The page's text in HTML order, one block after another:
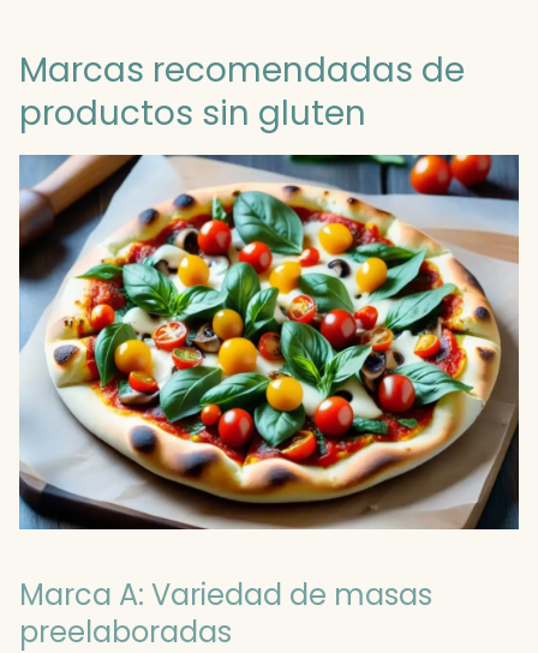
Marcas recomendadas de
productos sin gluten
Marca A: Variedad de masas
preelaboradas